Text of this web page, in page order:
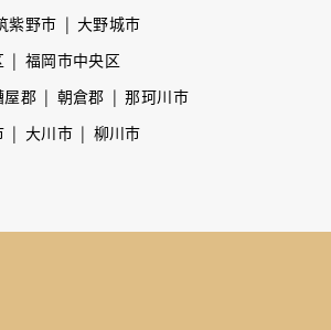
紫野市
大野城市
福岡市中央区
屋郡 朝倉郡
那珂川市
大川市
柳川市